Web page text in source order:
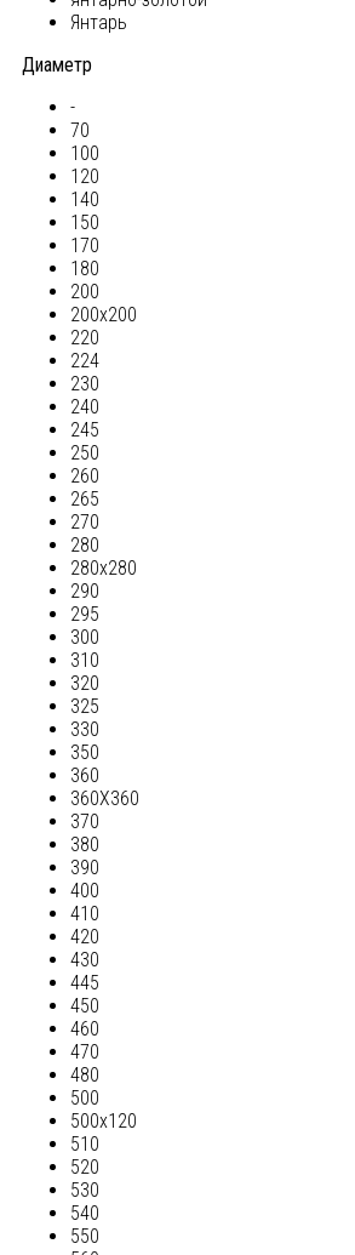
Янтарь
Диаметр
-
70
100
120
140
150
170
180
200
200х200
220
224
230
240
245
250
260
265
270
280
280х280
290
295
300
310
320
325
330
350
360
360Х360
370
380
390
400
410
420
430
445
450
460
470
480
500
500х120
510
520
530
540
550